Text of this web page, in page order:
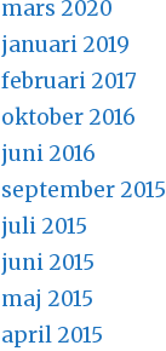
mars 2020
januari 2019
februari 2017
oktober 2016
juni 2016
september 2015
juli 2015
juni 2015
maj 2015
april 2015